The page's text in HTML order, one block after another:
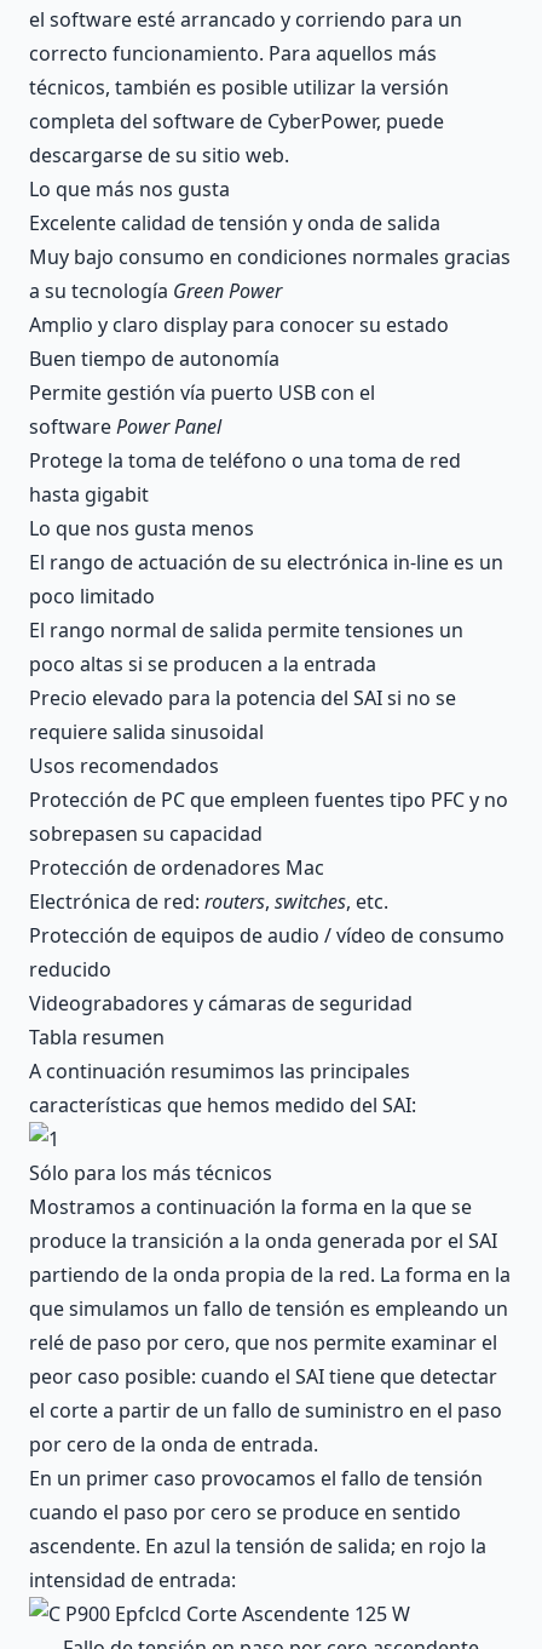
el software esté arrancado y corriendo para un
correcto funcionamiento. Para aquellos más
técnicos, también es posible utilizar la versión
completa del software de CyberPower, puede
descargarse de su sitio web.
Lo que más nos gusta
Excelente calidad de tensión y onda de salida
Muy bajo consumo en condiciones normales gracias
a su tecnología Green Power
Amplio y claro display para conocer su estado
Buen tiempo de autonomía
Permite gestión vía puerto USB con el
softwarePower Panel
Protege la toma de teléfono o una toma de red
hasta gigabit
Lo que nos gusta menos
El rango de actuación de su electrónica in-line es un
poco limitado
El rango normal de salida permite tensiones un
poco altas si se producen a la entrada
Precio elevado para la potencia del SAI si no se
requiere salida sinusoidal
Usos recomendados
Protección de PC que empleen fuentes tipo PFC y no
sobrepasen su capacidad
Protección de ordenadores Mac
Electrónica de red: routers, switches, etc.
Protección de equipos de audio / vídeo de consumo
reducido
Videograbadores y cámaras de seguridad
Tabla resumen
A continuación resumimos las principales
características que hemos medido del SAI:
Sólo para los más técnicos
Mostramos a continuación la forma en la que se
produce la transición a la onda generada por el SAI
partiendo de la onda propia de la red. La forma en la
que simulamos un fallo de tensión es empleando un
relé de paso por cero, que nos permite examinar el
peor caso posible: cuando el SAI tiene que detectar
el corte a partir de un fallo de suministro en el paso
por cero de la onda de entrada.
En un primer caso provocamos el fallo de tensión
cuando el paso por cero se produce en sentido
ascendente. En azul la tensión de salida; en rojo la
intensidad de entrada: